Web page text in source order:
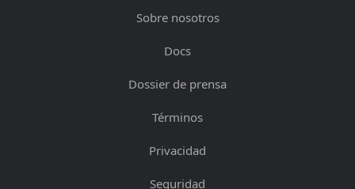
Sobre nosotros
Docs
Dossier de prensa
Términos
Privacidad
Seguridad